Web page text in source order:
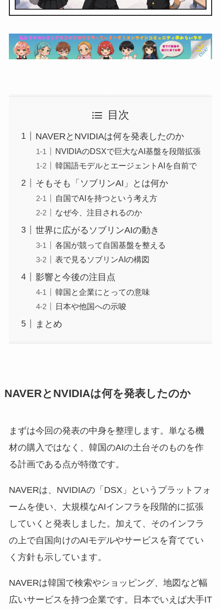
目次
NAVERとNVIDIAは何を発表したのか
NVIDIAのDSXで巨大なAI基盤を段階拡張
韓国語モデルとエージェントAIを自前で
そもそも「ソブリンAI」とは何か
自国でAIを持つという考え方
なぜ今、注目されるのか
世界に広がるソブリンAIの動き
各国が競って自国基盤を整える
表で見るソブリンAIの構図
影響と今後の注目点
韓国と企業にとっての意味
日本や他国への示唆
まとめ
NAVERとNVIDIAは何を発表したのか
まずは今回の発表の中身を整理します。単なる機
材の購入ではなく、韓国のAIの土台そのものを作
る計画である点が特徴です。
NAVERは、NVIDIAの「DSX」というプラットフォ
ームを使い、大規模なAIインフラを段階的に拡張
していくと発表しました。加えて、そのインフラ
の上で自国向けのAIモデルやサービスを育ててい
く方針も示しています。
NAVERは韓国で検索やショッピング、地図など幅
広いサービスを持つ企業です。日本でいえば大手IT